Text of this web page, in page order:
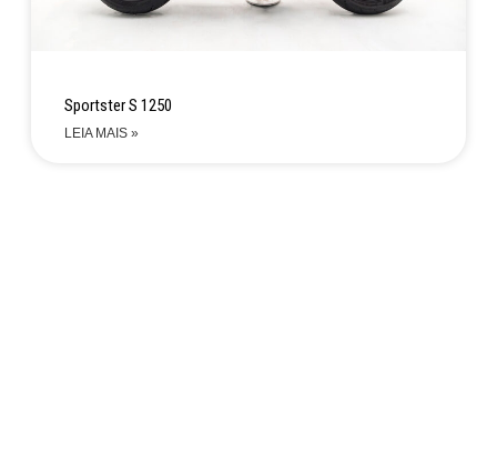
Sportster S 1250
LEIA MAIS »